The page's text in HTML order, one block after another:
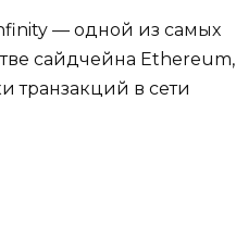
— одной из самых
сайдчейна Ethereum,
транзакций в сети